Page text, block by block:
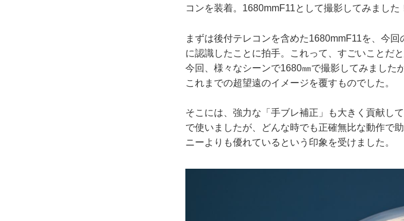
コンを装着。1680mmF11として撮影してみました
まずは後付テレコンを含めた1680mmF11を、今
に認識したことに拍手。これって、すごいことだと
今回、様々なシーンで1680㎜で撮影してみました
これまでの超望遠のイメージを覆すものでした。
そこには、強力な「手ブレ補正」も大きく貢献し
で使いましたが、どんな時でも正確無比な動作で
ニーよりも優れているという印象を受けました。